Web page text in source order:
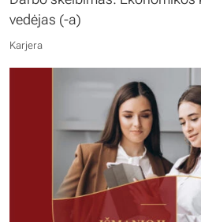
vedėjas (-a)
Karjera